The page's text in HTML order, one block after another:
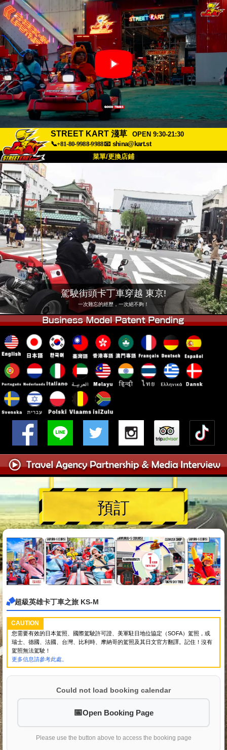
STREET KART 淺草
OPEN 9:30-21:30
📞+81-80-9988-9988📧 shina@kart.st
菜單/更換店鋪
關於 價格
交通方式 顧客聲音 常見問題
公司 預訂
更換店鋪
東京 品川 #1 東京 秋葉原 #1
東京 秋葉原 #2 東京 澀谷
東京 澀谷附店 東京灣
東京 淺草 大阪
駕駛街頭卡丁車穿越 東京!
一次難忘的經歷，一次絕不夠！
預訂
超級英雄卡丁車之旅 KS-M
CAUTION
您需要有效的日本駕照、國際駕駛許可證、美軍駐日地位協定（SOFA）駕照，或
瑞士、德國、法國、台灣、比利時、摩納哥的駕照及其日文官方翻譯。記住！沒有
駕照無法駕駛！
更多信息請參考此處。
Could not load booking calendar
Open Booking Page
Please use the button above to access the booking page